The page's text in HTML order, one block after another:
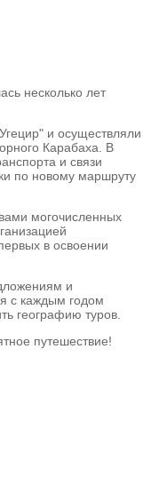
несколько лет
и осуществляли
Карабаха. В
и связи
по новому маршруту
могочисленных
в освоении
и
с каждым годом
географию туров.
путешествие!